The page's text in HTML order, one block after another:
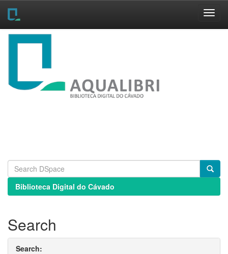
Skip
Biblioteca Digital do Cávado
Search
Search: